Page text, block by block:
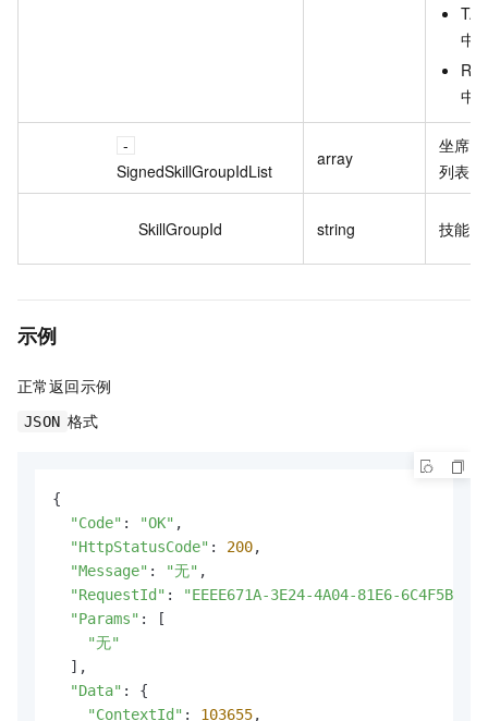
中
中
SignedSkillGroupIdList
array
坐席
列表。
SkillGroupId string 技能
示例
正常返回示例
JSON 格式
{
"Code" : "OK" ,
"HttpStatusCode" : 200,
"Message" : "无" ,
"RequestId" :
"EEEE671A-3E24-4A04-81E6-
"Params" : [
"无"
  ],
"Data" : {
"ContextId" : 103655,